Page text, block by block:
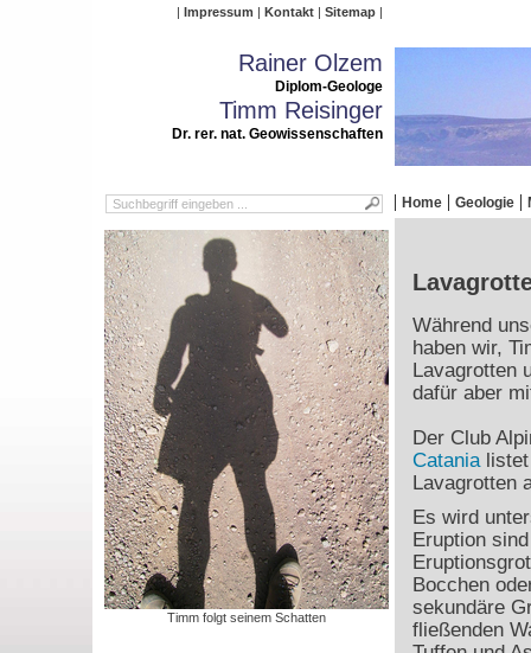
Impressum Kontakt Sitemap
Rainer Olzem
Diplom-Geologe
Timm Reisinger
Dr. rer. nat. Geowissenschaften
Home Geologie
Timm folgt seinem Schatten
Während
haben wir,
Lavagrotten
dafür aber
Der Club
Catanialistet
Lavagrotten
Es wird
Eruption
Bocchen
sekundäre
fließenden